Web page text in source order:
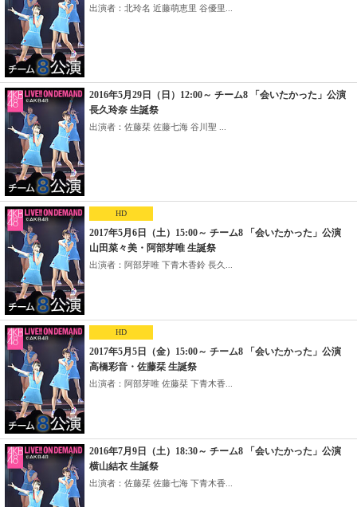
出演者：北玲名 近藤萌恵里 谷優里...
2016年5月29日（日）12:00～ チーム8 「会いたかった」公演
長久玲奈 生誕祭
出演者：佐藤栞 佐藤七海 谷川聖 ...
HD
2017年5月6日（土）15:00～ チーム8 「会いたかった」公演
山田菜々美・阿部芽唯 生誕祭
出演者：阿部芽唯 下青木香鈴 長久...
HD
2017年5月5日（金）15:00～ チーム8 「会いたかった」公演
高橋彩音・佐藤栞 生誕祭
出演者：阿部芽唯 佐藤栞 下青木香...
2016年7月9日（土）18:30～ チーム8 「会いたかった」公演
横山結衣 生誕祭
出演者：佐藤栞 佐藤七海 下青木香...